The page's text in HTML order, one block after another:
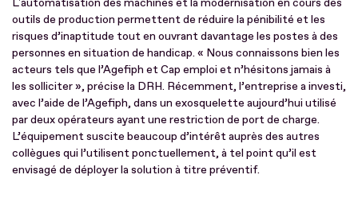
outils de production permettent de réduire la pénibilité et les
risques d’inaptitude tout en ouvrant davantage les postes à des
personnes en situation de handicap. « Nous connaissons bien les
acteurs tels que l’Agefiph et Cap emploi et n’hésitons jamais à
les solliciter », précise la DRH. Récemment, l’entreprise a investi,
avec l’aide de l’Agefiph, dans un exosquelette aujourd’hui utilisé
par deux opérateurs ayant une restriction de port de charge.
L’équipement suscite beaucoup d’intérêt auprès des autres
collègues qui l’utilisent ponctuellement, à tel point qu’il est
envisagé de déployer la solution à titre préventif.